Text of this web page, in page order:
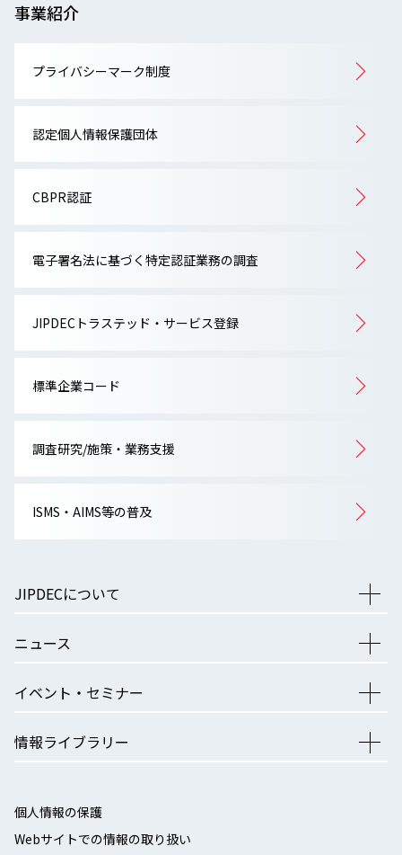
事業紹介
プライバシーマーク制度
認定個人情報保護団体
CBPR認証
電子署名法に基づく特定認証業務の調査
JIPDECトラステッド・サービス登録
標準企業コード
調査研究/施策・業務支援
ISMS・AIMS等の普及
JIPDECについて
ニュース
イベント・セミナー
情報ライブラリー
個人情報の保護
Webサイトでの情報の取り扱い